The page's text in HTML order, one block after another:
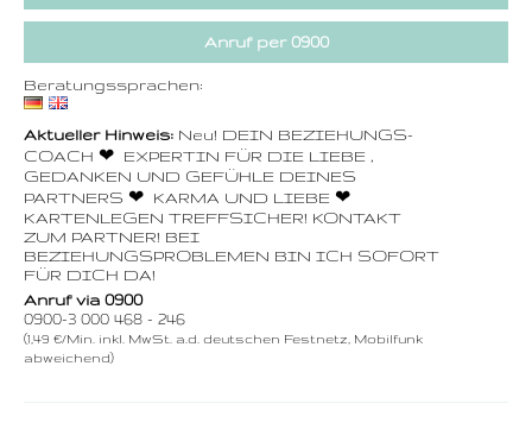
Anruf per 0900
Beratungssprachen:
Aktueller Hinweis: Neu! DEIN BEZIEHUNGS-
COACH ❤ ️ EXPERTIN FÜR DIE LIEBE ,
GEDANKEN UND GEFÜHLE DEINES
PARTNERS ❤ ️ KARMA UND LIEBE ❤
️KARTENLEGEN TREFFSICHER! KONTAKT
ZUM PARTNER! BEI
BEZIEHUNGSPROBLEMEN BIN ICH SOFORT
FÜR DICH DA!
Anruf via 0900
0900-3 000 468 - 246
(1,49 €/Min. inkl. MwSt. a.d. deutschen Festnetz, Mobilfunk
abweichend)